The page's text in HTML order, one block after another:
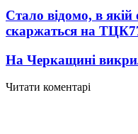
Стало відомо, в якій
скаржаться на ТЦК
На Черкащині
Читати коментарі